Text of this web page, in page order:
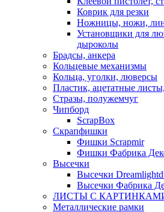
Коврик для резки
Ножницы, ножи,
Установщики для
дыроколы
Брадсы, анкера
Кольцевые механизмы
Кольца, уголки, люверсы
Пластик, ацетатные
Стразы, полужемчуг
Чипборд
ScrapBox
Скрапфишки
Фишки Scrapmir
Фишки Фабрика
Высечки
Высечки
Высечки Фабрика
ЛИСТЫ С
Металлические рамки